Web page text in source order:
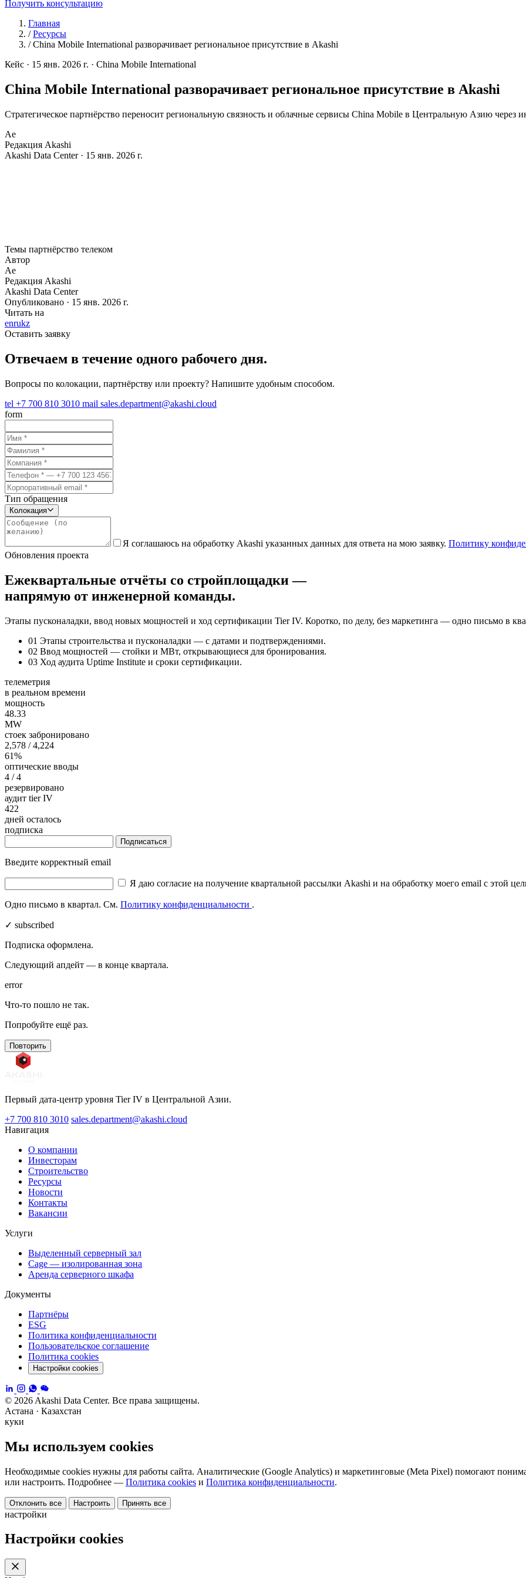
Получить консультацию
Главная
/ Ресурсы
/ China Mobile International разворачивает региональное присутствие в Akashi
Кейс · 15 янв. 2026 г. · China Mobile International
China Mobile International разворачивает региональное присутствие в Akashi
Стратегическое партнёрство переносит региональную связность и облачные сервисы China Mobile в Центральную Азию через
Ae
Редакция Akashi
Akashi Data Center · 15 янв. 2026 г.
Темы партнёрство телеком
Автор
Ae
Редакция Akashi
Akashi Data Center
Опубликовано · 15 янв. 2026 г.
Читать на
enrukz
Оставить заявку
Отвечаем в течение одного рабочего дня.
Вопросы по колокации, партнёрству или проекту? Напишите удобным способом.
tel +7 700 810 3010 mail sales.department@akashi.cloud
form
Тип обращения
Колокация
Я соглашаюсь на обработку Akashi указанных данных для ответа на мою заявку. Политику
Обновления проекта
Ежеквартальные отчёты со стройплощадки —
напрямую от инженерной команды.
Этапы пусконаладки, ввод новых мощностей и ход сертификации Tier IV. Коротко, по делу, без маркетинга — одно письмо в
01 Этапы строительства и пусконаладки — с датами и подтверждениями.
02 Ввод мощностей — стойки и МВт, открывающиеся для бронирования.
03 Ход аудита Uptime Institute и сроки сертификации.
телеметрия
в реальном времени
мощность
48.33
MW
стоек забронировано
2,578 / 4,224
61%
оптические вводы
4 / 4
резервировано
аудит tier IV
422
дней осталось
подписка
Подписаться
Введите корректный email
Я даю согласие на получение квартальной рассылки Akashi и на обработку моего email с этой
Одно письмо в квартал. См. Политику конфиденциальности .
✓ subscribed
Подписка оформлена.
Следующий апдейт — в конце квартала.
error
Что-то пошло не так.
Попробуйте ещё раз.
Повторить
Первый дата-центр уровня Tier IV в Центральной Азии.
+7 700 810 3010 sales.department@akashi.cloud
Навигация
О компании
Инвесторам
Строительство
Ресурсы
Новости
Контакты
Вакансии
Услуги
Выделенный серверный зал
Cage — изолированная зона
Аренда серверного шкафа
Документы
Партнёры
ESG
Политика конфиденциальности
Пользовательское соглашение
Политика cookies
Настройки cookies
© 2026 Akashi Data Center. Все права защищены.
Астана · Казахстан
куки
Мы используем cookies
Необходимые cookies нужны для работы сайта. Аналитические (Google Analytics) и маркетинговые (Meta Pixel) помогают
или настроить. Подробнее — Политика cookies и Политика конфиденциальности.
Отклонить все Настроить Принять все
настройки
Настройки cookies